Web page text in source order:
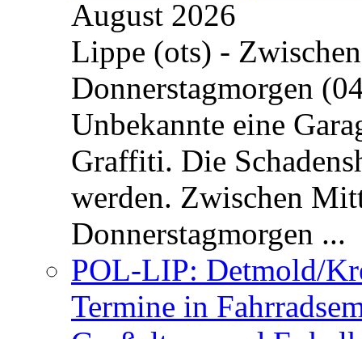
August 2026
Lippe (ots) -
Donnerstagmorgen
Unbekannte eine
Graffiti. Die
werden. Zwischen
Donnerstagmorgen ...
POL-LIP: Detmold/
Termine in